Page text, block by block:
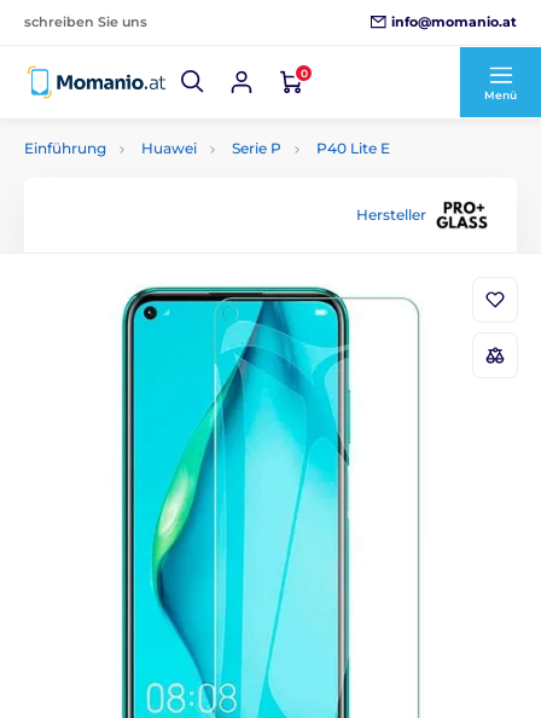
schreiben Sie uns info@momanio.at
0
Menü
Einführung Huawei Serie P P40 Lite E
Hersteller